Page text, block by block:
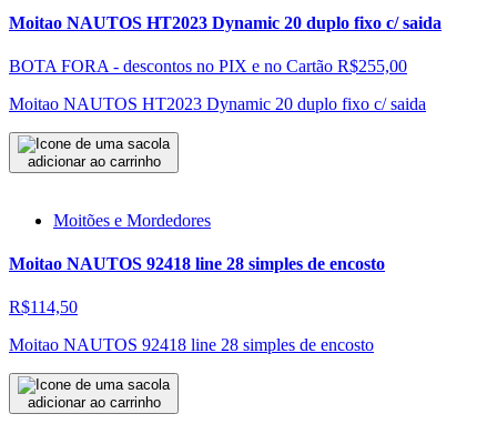
Moitao NAUTOS HT2023 Dynamic 20 duplo fixo c/ saida
BOTA FORA - descontos no PIX e no Cartão R$255,00
Moitao NAUTOS HT2023 Dynamic 20 duplo fixo c/ saida
adicionar ao carrinho
Moitões e Mordedores
Moitao NAUTOS 92418 line 28 simples de encosto
R$114,50
Moitao NAUTOS 92418 line 28 simples de encosto
adicionar ao carrinho